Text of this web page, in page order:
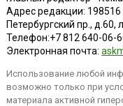
Адрес редакции: 198516
Петербургский пр., д.60,
Телефон:+7 812 640-06-
Электронная почта:
Использование любой
возможно только при
материала активной